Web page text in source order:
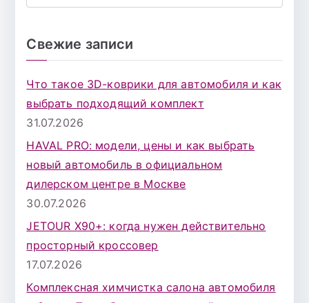
Свежие записи
Что такое 3D-коврики для автомобиля и как
выбрать подходящий комплект
31.07.2026
HAVAL PRO: модели, цены и как выбрать
новый автомобиль в официальном
дилерском центре в Москве
30.07.2026
JETOUR X90+: когда нужен действительно
просторный кроссовер
17.07.2026
Комплексная химчистка салона автомобиля